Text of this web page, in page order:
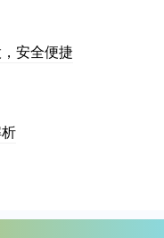
安全便捷